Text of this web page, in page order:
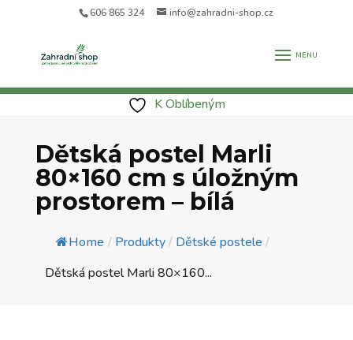
606 865 324 info@zahradni-shop.cz
K Oblíbeným
Dětská postel Marli
80×160 cm s úložným
prostorem – bílá
Home / Produkty/ Dětské postele /
Dětská postel Marli 80×160...